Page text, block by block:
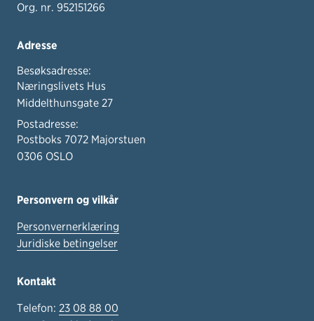
Org. nr. 952151266
Adresse
Besøksadresse:
Næringslivets Hus
Middelthunsgate 27
Postadresse:
Postboks 7072 Majorstuen
0306 OSLO
Personvern og vilkår
Personvernerklæring
Juridiske betingelser
Kontakt
Telefon: 23 08 88 00